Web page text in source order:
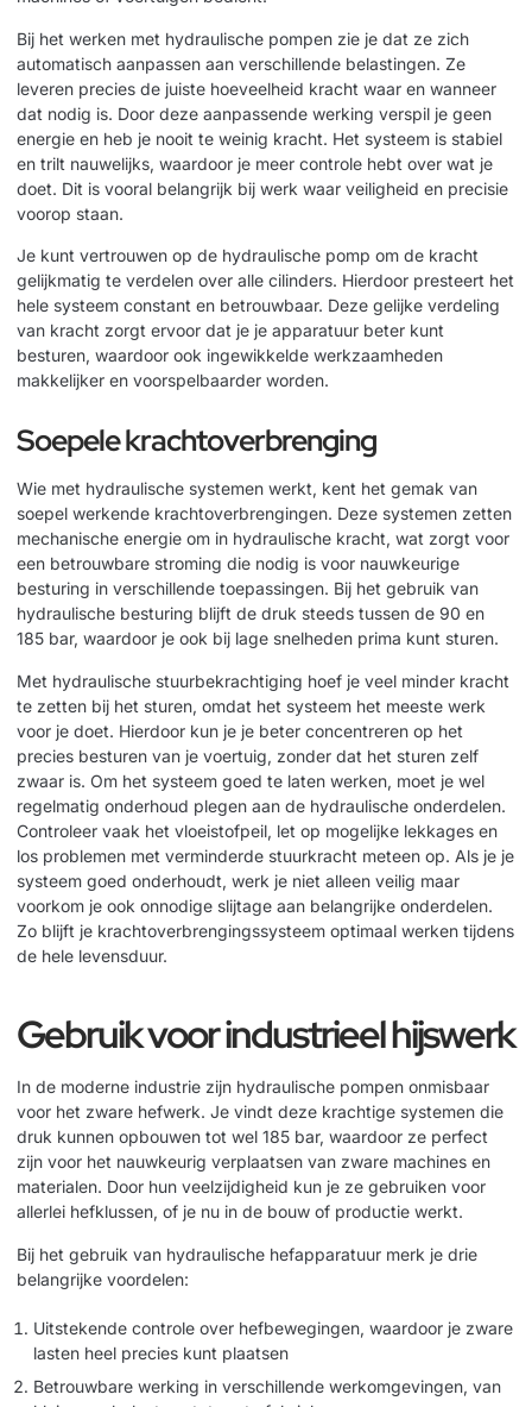
Bij het werken met hydraulische pompen zie je dat ze zich
automatisch aanpassen aan verschillende belastingen. Ze
leveren precies de juiste hoeveelheid kracht waar en wanneer
dat nodig is. Door deze aanpassende werking verspil je geen
energie en heb je nooit te weinig kracht. Het systeem is stabiel
en trilt nauwelijks, waardoor je meer controle hebt over wat je
doet. Dit is vooral belangrijk bij werk waar veiligheid en precisie
voorop staan.
Je kunt vertrouwen op de hydraulische pomp om de kracht
gelijkmatig te verdelen over alle cilinders. Hierdoor presteert het
hele systeem constant en betrouwbaar. Deze gelijke verdeling
van kracht zorgt ervoor dat je je apparatuur beter kunt
besturen, waardoor ook ingewikkelde werkzaamheden
makkelijker en voorspelbaarder worden.
Soepele krachtoverbrenging
Wie met hydraulische systemen werkt, kent het gemak van
soepel werkende krachtoverbrengingen. Deze systemen zetten
mechanische energie om in hydraulische kracht, wat zorgt voor
een betrouwbare stroming die nodig is voor nauwkeurige
besturing in verschillende toepassingen. Bij het gebruik van
hydraulische besturing blijft de druk steeds tussen de 90 en
185 bar, waardoor je ook bij lage snelheden prima kunt sturen.
Met hydraulische stuurbekrachtiging hoef je veel minder kracht
te zetten bij het sturen, omdat het systeem het meeste werk
voor je doet. Hierdoor kun je je beter concentreren op het
precies besturen van je voertuig, zonder dat het sturen zelf
zwaar is. Om het systeem goed te laten werken, moet je wel
regelmatig onderhoud plegen aan de hydraulische onderdelen.
Controleer vaak het vloeistofpeil, let op mogelijke lekkages en
los problemen met verminderde stuurkracht meteen op. Als je je
systeem goed onderhoudt, werk je niet alleen veilig maar
voorkom je ook onnodige slijtage aan belangrijke onderdelen.
Zo blijft je krachtoverbrengingssysteem optimaal werken tijdens
de hele levensduur.
Gebruik voor industrieel hijswerk
In de moderne industrie zijn hydraulische pompen onmisbaar
voor het zware hefwerk. Je vindt deze krachtige systemen die
druk kunnen opbouwen tot wel 185 bar, waardoor ze perfect
zijn voor het nauwkeurig verplaatsen van zware machines en
materialen. Door hun veelzijdigheid kun je ze gebruiken voor
allerlei hefklussen, of je nu in de bouw of productie werkt.
Bij het gebruik van hydraulische hefapparatuur merk je drie
belangrijke voordelen:
Uitstekende controle over hefbewegingen, waardoor je zware
lasten heel precies kunt plaatsen
Betrouwbare werking in verschillende werkomgevingen, van